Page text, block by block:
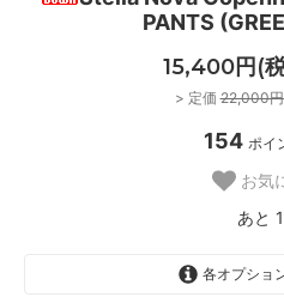
PANTS
15,400円(
> 定価22,000
154 ポイ
お気
あと
各オプショ